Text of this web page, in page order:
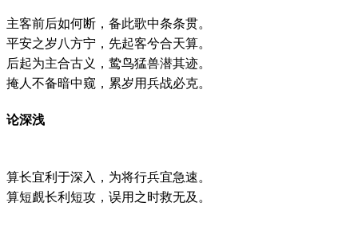
主客前后如何断，备此歌中条条贯。
平安之岁八方宁，先起客兮合天算。
后起为主合古义，鸷鸟猛兽潜其迹。
掩人不备暗中窥，累岁用兵战必克。
论深浅
算长宜利于深入，为将行兵宜急速。
算短覰长利短攻，误用之时救无及。